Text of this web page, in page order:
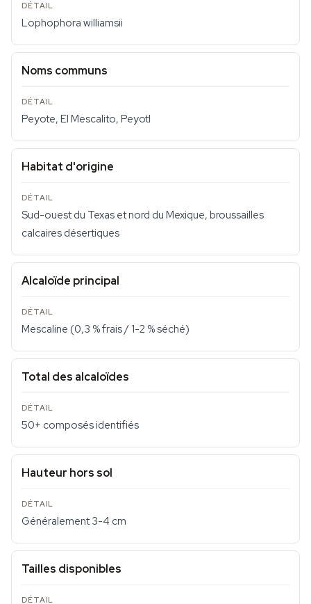
Lophophora williamsii
Noms communs
Peyote, El Mescalito, Peyotl
Habitat d'origine
Sud-ouest du Texas et nord du Mexique, broussailles
calcaires désertiques
Alcaloïde principal
Mescaline (0,3 % frais / 1-2 % séché)
Total des alcaloïdes
50+ composés identifiés
Hauteur hors sol
Généralement 3-4 cm
Tailles disponibles